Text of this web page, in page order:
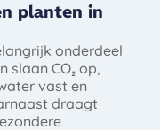
planten in
onderdeel
slaan CO₂ op,
vast en
draagt